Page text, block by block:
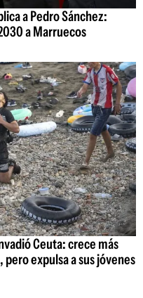
a Pedro Sánchez:
a Marruecos
Ceuta: crece más
expulsa a sus jóvenes